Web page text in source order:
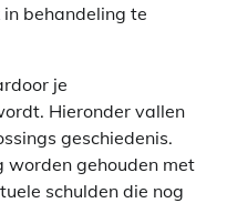
behandeling te
je
Hieronder vallen
geschiedenis.
worden gehouden met
schulden die nog